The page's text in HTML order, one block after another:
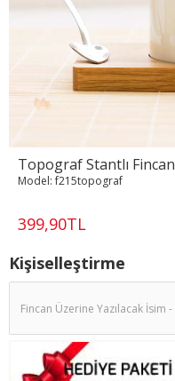
Topograf Stantlı Fincan
399,90TL
Model: f215topograf
Kişiselleştirme